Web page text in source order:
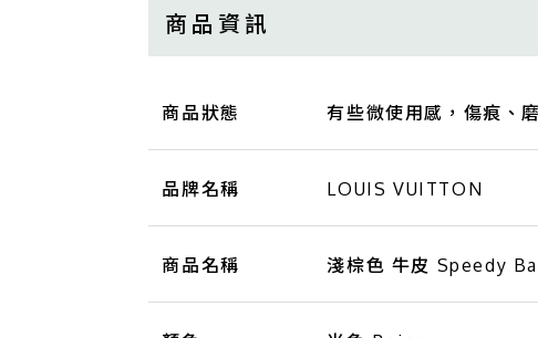
商品資訊
商品狀態 有些微使用感，傷痕、
品牌名稱 LOUIS VUITTON
商品名稱 淺棕色 牛皮 Speedy